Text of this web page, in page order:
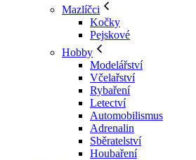
Mazlíčci
Kočky
Pejskové
Hobby
Modelářství
Včelařství
Rybaření
Letectví
Automobilismus
Adrenalin
Sběratelství
Houbaření